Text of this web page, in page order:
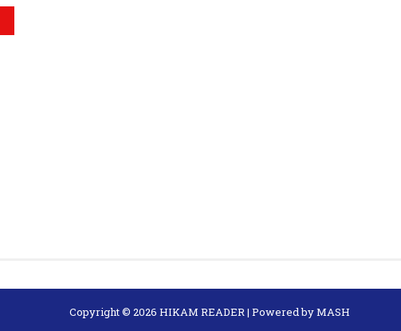
Copyright © 2026 HIKAM READER| Powered byMASH